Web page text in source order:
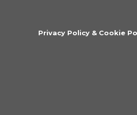
Privacy Policy & Cookie